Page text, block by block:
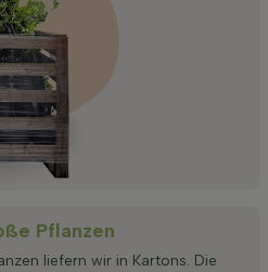
Pflanzen
liefern wir in Kartons. Die